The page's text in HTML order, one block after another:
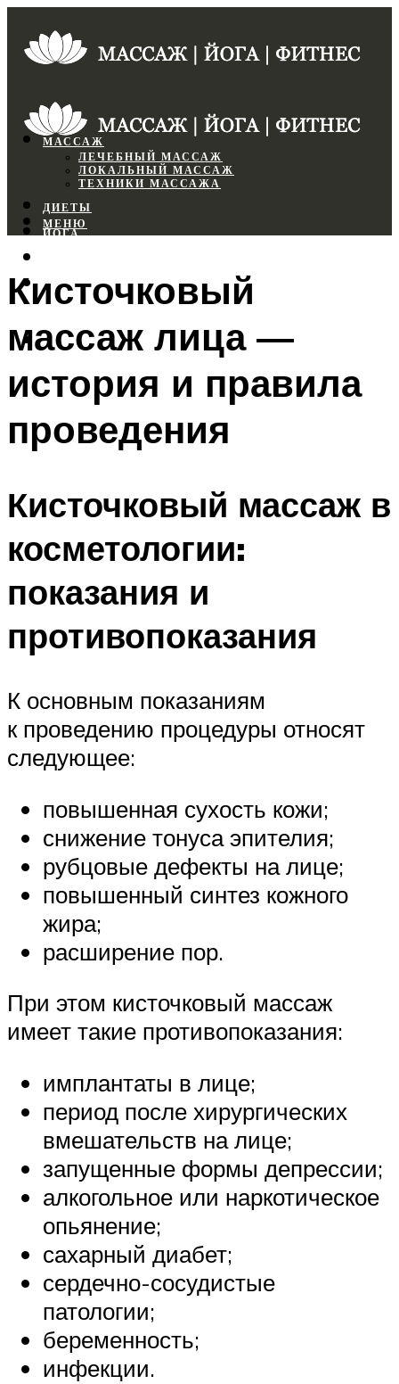
МАССАЖ
ЛЕЧЕБНЫЙ МАССАЖ
ЛОКАЛЬНЫЙ МАССАЖ
ТЕХНИКИ МАССАЖА
ДИЕТЫ
ЙОГА
ФИТНЕС
МЕНЮ
МЕНЮ
Кисточковый
массаж лица —
история и правила
проведения
Кисточковый массаж в
косметологии:
показания и
противопоказания
К основным показаниям
к проведению процедуры относят
следующее:
повышенная сухость кожи;
снижение тонуса эпителия;
рубцовые дефекты на лице;
повышенный синтез кожного
жира;
расширение пор.
При этом кисточковый массаж
имеет такие противопоказания:
имплантаты в лице;
период после хирургических
вмешательств на лице;
запущенные формы депрессии;
алкогольное или наркотическое
опьянение;
сахарный диабет;
сердечно-сосудистые
патологии;
беременность;
инфекции.